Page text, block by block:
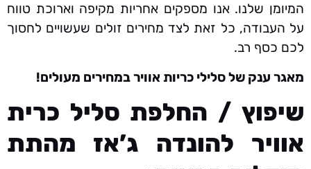
המיומן שלנו. אנו מספקים אחריות מקיפה וארוכת טווח
על העבודה, כל זאת לצד מחירים זולים שעשויים לחסוך
לכם כסף רב.
מאגר ענק של סלילי כריות אוויר במחירים מעולים!
שיפוץ / החלפת סליל כרית
אוויר להונדה ג’אז מהתת